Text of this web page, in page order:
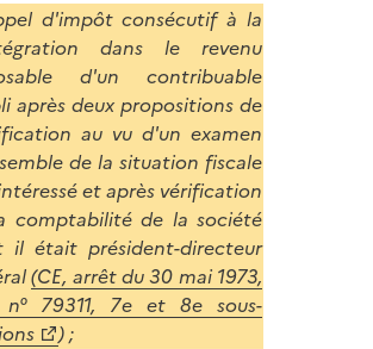
d'impôt consécutif à la
dans le revenu
d'un contribuable
après deux propositions de
au vu d'un examen
de la situation fiscale
et après vérification
comptabilité de la société
il était président-directeur
(CE, arrêt du 30 mai 1973,
n° 79311, 7e et 8e sous-
) ;